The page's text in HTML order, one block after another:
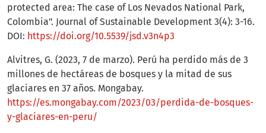
protected area: The case of Los Nevados National Park,
Colombia". Journal of Sustainable Development 3(4): 3-16.
DOI: https://doi.org/10.5539/jsd.v3n4p3
Alvitres, G. (2023, 7 de marzo). Perú ha perdido más de 3
millones de hectáreas de bosques y la mitad de sus
glaciares en 37 años. Mongabay.
https://es.mongabay.com/2023/03/perdida-de-bosques-
y-glaciares-en-peru/